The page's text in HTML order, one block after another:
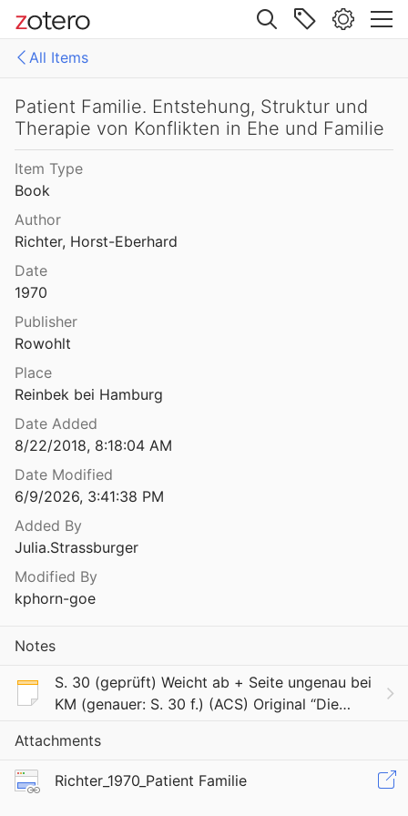
Site navigation
All Items
Gesamtausgabe (KMG)
All Items
1: Klaus Mollenhauer: Werke
3: Archivdokumente
Patient Familie. Entstehung, Struktur und
Therapie von Konflikten in Ehe und Familie
Item Type
Book
Author
Richter, Horst-Eberhard
Date
1970
Publisher
Rowohlt
Place
Reinbek bei Hamburg
Date Added
8/22/2018, 8:18:04 AM
Date Modified
6/9/2026, 3:41:38 PM
Added By
Julia.Strassburger
Modified By
kphorn-goe
Notes
S. 30 (geprüft) Weicht ab + Seite ungenau bei
KM (genauer: S. 30 f.) (ACS) Original “Die
revidiert werden. Nicht das Vorhandensein
Attachments
Richter_1970_Patient Familie